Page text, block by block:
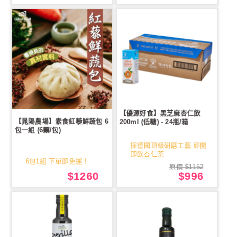
【晁陽農場】素食紅藜鮮蔬包 6
包一組 (6顆/包)
6包1組 下單即免運！
$1260
【優源好食】黑芝麻杏仁飲
200ml (低糖) - 24瓶/箱
採德國頂級研磨工藝 即開
即飲杏仁茶
原價 $1152
$996